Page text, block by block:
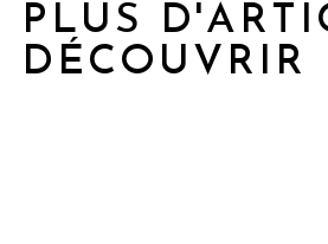
PLUS
DÉCOUVRIR